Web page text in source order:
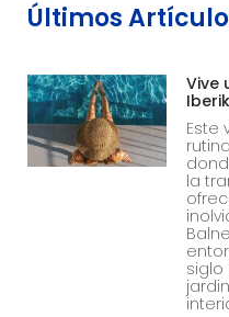
Últimos
Vive
Este
la
siglo